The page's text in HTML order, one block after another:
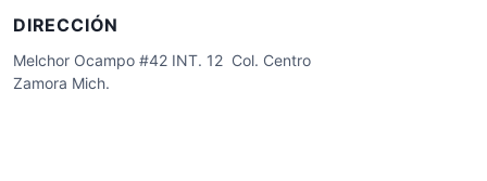
DIRECCIÓN
Melchor Ocampo #42 INT. 12 Col. Centro
Zamora Mich.